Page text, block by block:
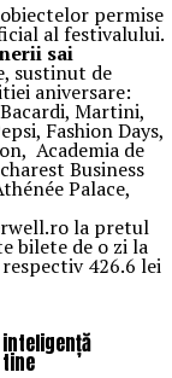
permise
al festivalului.
sai
sustinut de
aniversare:
Martini,
Fashion Days,
Academia de
Business
Palace,
la pretul
bilete de o zi la
426.6 lei